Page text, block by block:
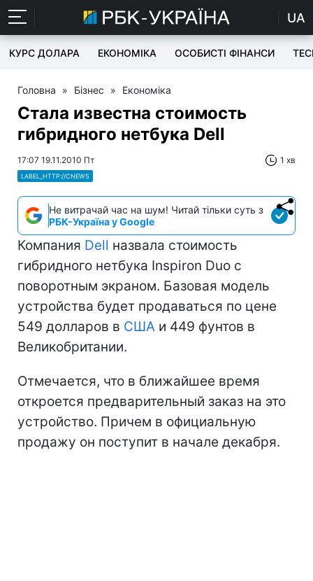
UA
КУРС ДОЛАРА ЕКОНОМІКА ОСОБИСТІ ФІНАНСИ
Головна » Бізнес » Економіка
Стала известна стоимость
гибридного нетбука Dell
17:07 19.11.2010 Пт 1 хв
LABEL_HTTP://CNEWS
Не витрачай час на шум! Читай тільки суть з
РБК-Україна у Google
Компания Dell назвала стоимость
гибридного нетбука Inspiron Duo с
поворотным экраном. Базовая модель
устройства будет продаваться по цене
549 долларов в США и 449 фунтов в
Великобритании.
Отмечается, что в ближайшее время
откроется предварительный заказ на это
устройство. Причем в официальную
продажу он поступит в начале декабря.